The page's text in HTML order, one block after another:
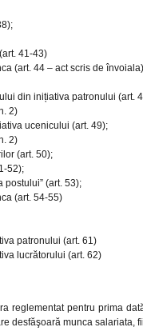
41-43)
(art. 44 – act scris de învoiala)
din inițiativa patronului (art.
2)
ucenicului (art. 49);
2)
(art. 50);
52);
postului” (art. 53);
(art. 54-55)
patronului (art. 61)
lucrătorului (art. 62)
reglementat pentru prima
desfăşoară munca salariata,